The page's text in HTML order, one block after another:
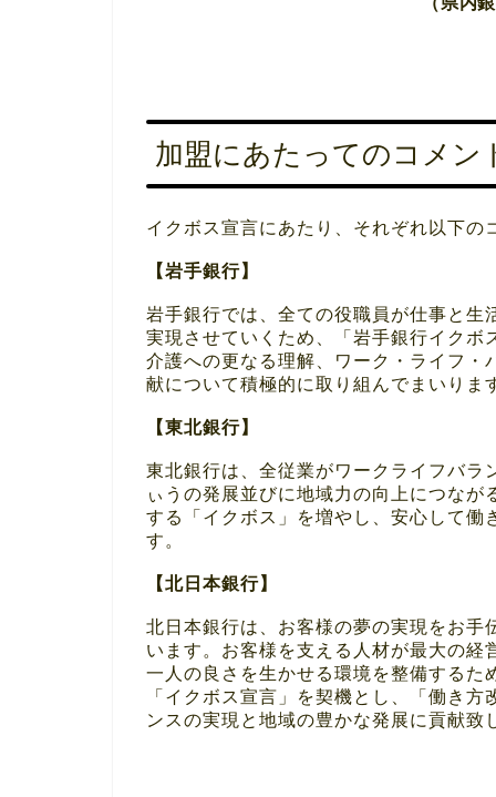
加盟にあたってのコメン
イクボス宣言にあたり、それぞれ以下の
【岩手銀行】
岩手銀行では、全ての役職員が仕事と
実現させていくため、「岩手銀行イク
介護への更なる理解、ワーク・ライフ
献について積極的に取り組んでまいりま
【東北銀行】
東北銀行は、全従業がワークライフバ
ぃうの発展並びに地域力の向上につな
する「イクボス」を増やし、安心して
す。
【北日本銀行】
北日本銀行は、お客様の夢の実現をお
います。お客様を支える人材が最大の
一人の良さを生かせる環境を整備する
「イクボス宣言」を契機とし、「働き
ンスの実現と地域の豊かな発展に貢献致